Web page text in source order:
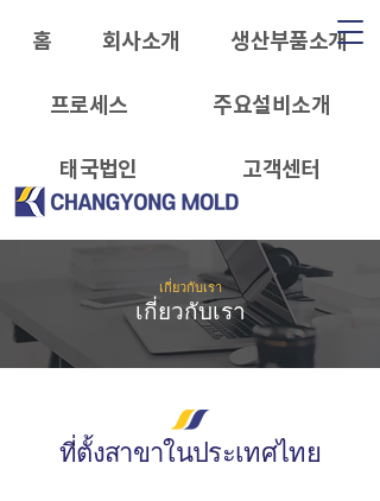
홈 회사소개 생산부품소개
프로세스 주요설비소개
태국법인 고객센터
เกี่ยวกับเรา
เกี่ยวกับเรา
ที่ตั้งสาขาในประเทศไทย